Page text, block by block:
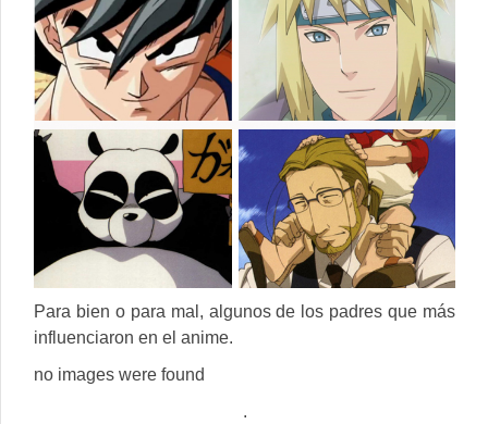
Para bien o para mal, algunos de los padres que más
influenciaron en el anime.
no images were found
.